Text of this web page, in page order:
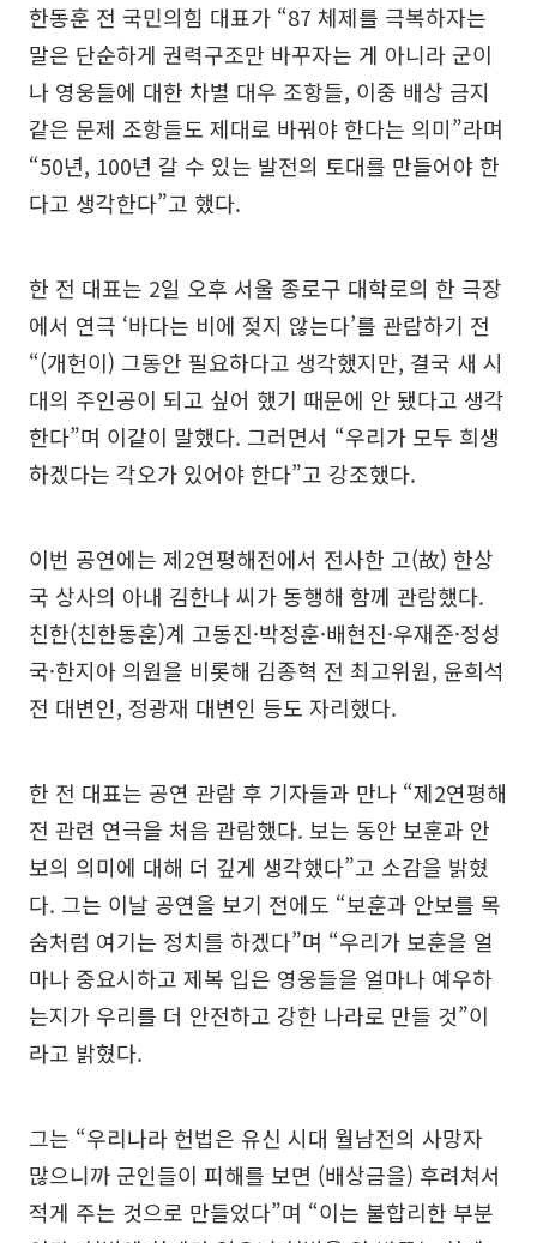
한동훈 전 국민의힘 대표가 “87 체제를 극복하자는
말은 단순하게 권력구조만 바꾸자는 게 아니라 군이
나 영웅들에 대한 차별 대우 조항들, 이중 배상 금지
같은 문제 조항들도 제대로 바꿔야 한다는 의미”라며
“50년, 100년 갈 수 있는 발전의 토대를 만들어야 한
다고 생각한다”고 했다.
한 전 대표는 2일 오후 서울 종로구 대학로의 한 극장
에서 연극 ‘바다는 비에 젖지 않는다’를 관람하기 전
“(개헌이) 그동안 필요하다고 생각했지만, 결국 새 시
대의 주인공이 되고 싶어 했기 때문에 안 됐다고 생각
한다”며 이같이 말했다. 그러면서 “우리가 모두 희생
하겠다는 각오가 있어야 한다”고 강조했다.
이번 공연에는 제2연평해전에서 전사한 고(故) 한상
국 상사의 아내 김한나 씨가 동행해 함께 관람했다.
친한(친한동훈)계 고동진·박정훈·배현진·우재준·정성
국·한지아 의원을 비롯해 김종혁 전 최고위원, 윤희석
전 대변인, 정광재 대변인 등도 자리했다.
한 전 대표는 공연 관람 후 기자들과 만나 “제2연평해
전 관련 연극을 처음 관람했다. 보는 동안 보훈과 안
보의 의미에 대해 더 깊게 생각했다”고 소감을 밝혔
다. 그는 이날 공연을 보기 전에도 “보훈과 안보를 목
숨처럼 여기는 정치를 하겠다”며 “우리가 보훈을 얼
마나 중요시하고 제복 입은 영웅들을 얼마나 예우하
는지가 우리를 더 안전하고 강한 나라로 만들 것”이
라고 밝혔다.
그는 “우리나라 헌법은 유신 시대 월남전의 사망자
많으니까 군인들이 피해를 보면 (배상금을) 후려쳐서
적게 주는 것으로 만들었다”며 “이는 불합리한 부분